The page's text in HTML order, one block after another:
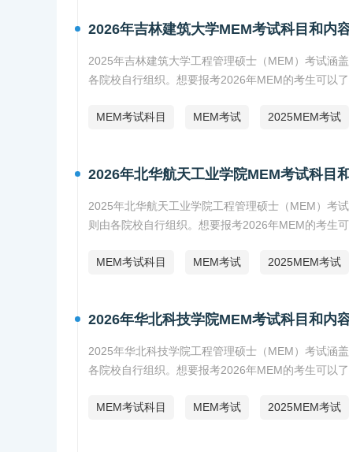
2026年吉林建筑大学MEM考试科目和内
2025年吉林建筑大学工程管理硕士（MEM）考试涵
各院校自行组织。想要报考2026年MEM的考生可以
MEM考试科目 MEM考试 2025MEM考试
2026年北华航天工业学院MEM考试科目
2025年北华航天工业学院工程管理硕士（MEM）考
则由各院校自行组织。想要报考2026年MEM的考生
MEM考试科目 MEM考试 2025MEM考试
2026年华北科技学院MEM考试科目和内
2025年华北科技学院工程管理硕士（MEM）考试涵
各院校自行组织。想要报考2026年MEM的考生可以
MEM考试科目 MEM考试 2025MEM考试